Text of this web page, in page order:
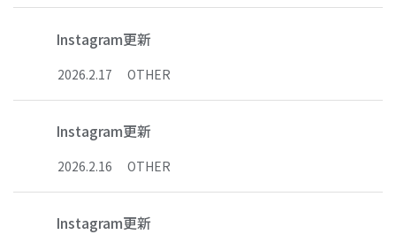
Instagram更新
2026.2.17 OTHER
Instagram更新
2026.2.16 OTHER
Instagram更新